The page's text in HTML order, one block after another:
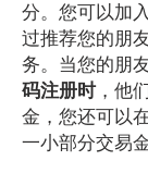
分。您可以加入
过推荐您的朋
务。当您的朋
码注册时，他
金，您还可以
一小部分交易